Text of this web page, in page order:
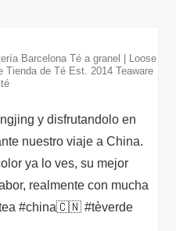
Barcelona Té a granel | Loose
Tienda de Té Est. 2014 Teaware